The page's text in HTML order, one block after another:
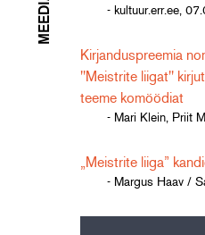
- kultuur.err.ee,
Kirjanduspreemia
"Meistrite liigat"
teeme komöödiat
- Mari Klein, Priit
„Meistrite liiga”
- Margus Haav /